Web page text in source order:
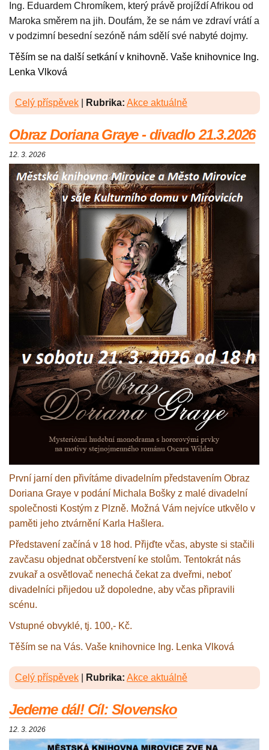
Ing. Eduardem Chromíkem, který právě projíždí Afrikou od
Maroka směrem na jih. Doufám, že se nám ve zdraví vrátí a
v podzimní besední sezóně nám sdělí své nabyté dojmy.
Těším se na další setkání v knihovně. Vaše knihovnice Ing.
Lenka Vlková
Celý příspěvek Rubrika: Akce aktuálně
Obraz Doriana Graye - divadlo 21.3.2026
12. 3. 2026
První jarní den přivítáme divadelním představením Obraz
Doriana Graye v podání Michala Bošky z malé divadelní
společnosti Kostým z Plzně. Možná Vám nejvíce utkvělo v
paměti jeho ztvárnění Karla Hašlera.
Představení začíná v 18 hod. Přijďte včas, abyste si stačili
zavčasu objednat občerstvení ke stolům. Tentokrát nás
zvukař a osvětlovač nenechá čekat za dveřmi, neboť
divadelníci přijedou už dopoledne, aby včas připravili
scénu.
Vstupné obvyklé, tj. 100,- Kč.
Těším se na Vás. Vaše knihovnice Ing. Lenka Vlková
Celý příspěvek Rubrika: Akce aktuálně
Jedeme dál! Cíl: Slovensko
12. 3. 2026